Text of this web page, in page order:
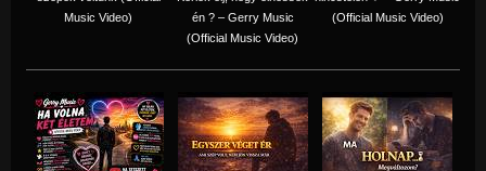
Music Video)
én ? – Gerry Music
(Official Music Video)
(Official Music Video)